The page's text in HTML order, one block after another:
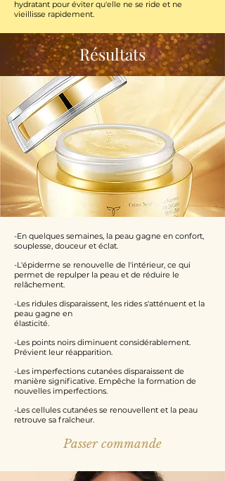
hydratant pour éviter qu'elle ne se ride et ne
vieillisse rapidement.
Résultats
-En quelques semaines, la peau gagne en confort,
souplesse, douceur et éclat.
-L'épiderme se renouvelle de l'intérieur, ce qui
permet de repulper la peau et de réduire le
relâchement.
-Les ridules disparaissent, les rides s'atténuent et la
peau gagne en
élasticité.
-Les points noirs diminuent considérablement.
Prévient leur réapparition.
-Les imperfections cutanées disparaissent de
manière significative. Empêche la formation de
nouvelles imperfections.
-Les cellules cutanées se renouvellent et la peau
retrouve sa fraîcheur.
Passer commande